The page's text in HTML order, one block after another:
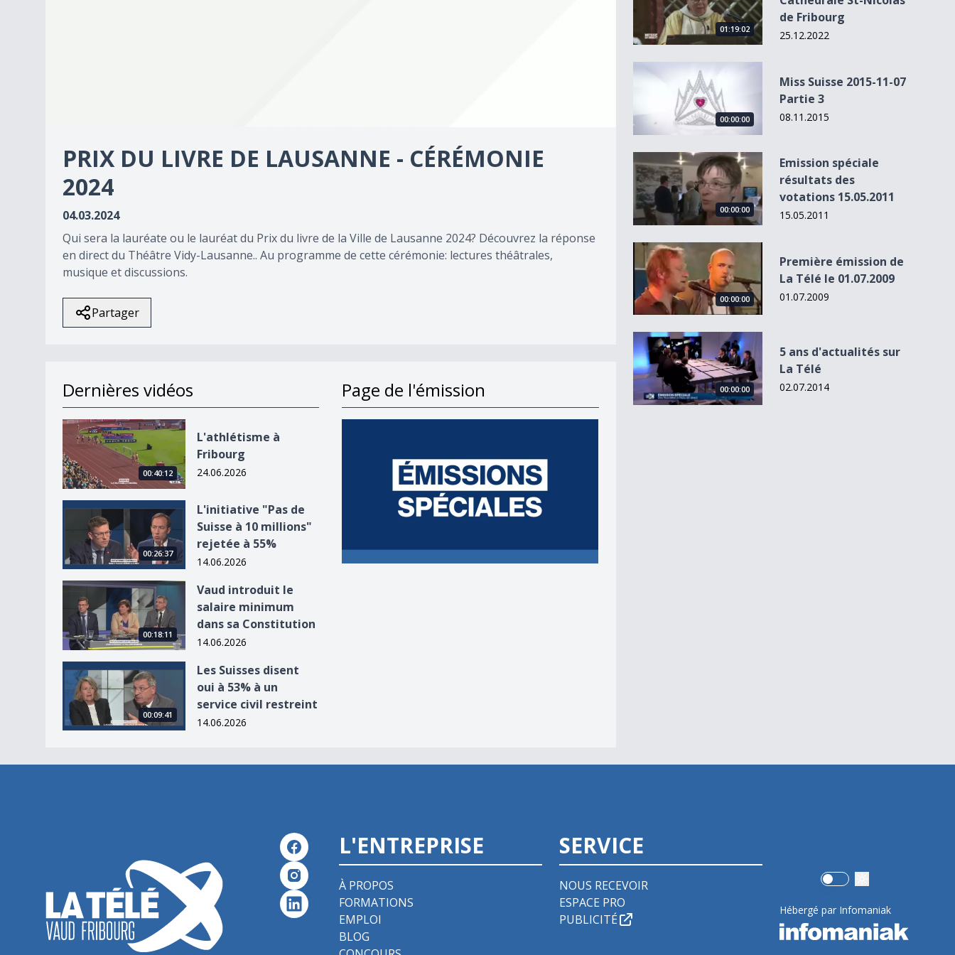
seconds Volume
90%
PRIX DU LIVRE DE LAUSANNE - CÉRÉMONIE
2024
04.03.2024
Qui sera la lauréate ou le lauréat du Prix du livre de la Ville de Lausanne 2024? Découvrez la réponse
en direct du Théâtre Vidy-Lausanne.. Au programme de cette cérémonie: lectures théâtrales,
musique et discussions.
Partager
Dernières vidéos
L&#039;athlétisme à Fribourg
00:40:12
L'athlétisme à
Fribourg
24.06.2026
L&#039;initiative &quot;Pas de Suisse à 10 millions&quot; rejetée à 55%
00:26:37
L'initiative "Pas de
Suisse à 10 millions"
rejetée à 55%
14.06.2026
Vaud introduit le salaire minimum dans sa Constitution
00:18:11
Vaud introduit le
salaire minimum
dans sa Constitution
14.06.2026
Les Suisses disent oui à 53% à un service civil restreint
00:09:41
Les Suisses disent
oui à 53% à un
service civil restreint
14.06.2026
Page de l'émission
01:19:02
de Fribourg
25.12.2022
Miss Suisse 2015-11-07 Partie 3
00:00:00
Miss Suisse 2015-11-07
Partie 3
08.11.2015
Emission spéciale résultats des votations 15.05.2011
00:00:00
Emission spéciale
résultats des
votations 15.05.2011
15.05.2011
Première émission de La Télé le 01.07.2009
00:00:00
Première émission de
La Télé le 01.07.2009
01.07.2009
5 ans d&#039;actualités sur La Télé
00:00:00
5 ans d'actualités sur
La Télé
02.07.2014
L'ENTREPRISE
À PROPOS
FORMATIONS
EMPLOI
BLOG
SERVICE
NOUS RECEVOIR
ESPACE PRO
PUBLICITÉ
Use setting
Hébergé par Infomaniak